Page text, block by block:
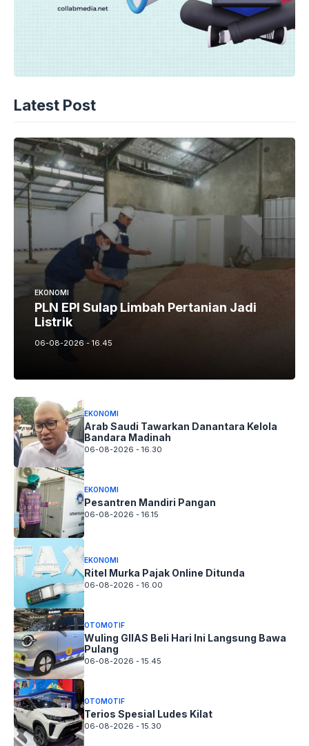
Latest Post
EKONOMI
PLN EPI Sulap Limbah Pertanian Jadi
Listrik
06-08-2026 - 16.45
EKONOMI
Arab Saudi Tawarkan Danantara Kelola
Bandara Madinah
06-08-2026 - 16.30
EKONOMI
Pesantren Mandiri Pangan
06-08-2026 - 16.15
EKONOMI
Ritel Murka Pajak Online Ditunda
06-08-2026 - 16.00
OTOMOTIF
Wuling GIIAS Beli Hari Ini Langsung Bawa
Pulang
06-08-2026 - 15.45
OTOMOTIF
Terios Spesial Ludes Kilat
06-08-2026 - 15.30